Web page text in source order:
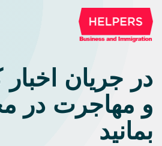
در جریان اخبار
و مهاجرت در
بمانید